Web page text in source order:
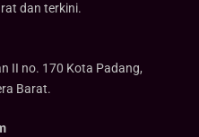
dan terkini.
II no. 170 Kota Padang,
Barat.